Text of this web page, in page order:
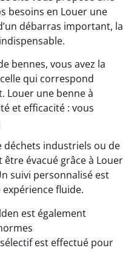
besoins en Louer une
débarras important, la
bennes, vous avez la
qui correspond
Louer une benne à
et efficacité : vous
déchets industriels ou de
évacué grâce à Louer
suivi personnalisé est
fluide.
est également
est effectué pour